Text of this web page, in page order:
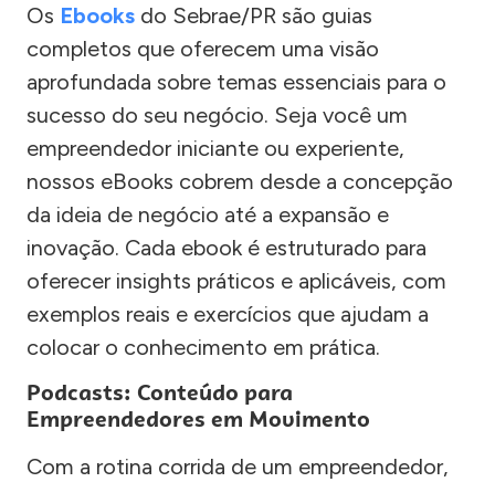
Os Ebooks do Sebrae/PR são guias
completos que oferecem uma visão
aprofundada sobre temas essenciais para o
sucesso do seu negócio. Seja você um
empreendedor iniciante ou experiente,
nossos eBooks cobrem desde a concepção
da ideia de negócio até a expansão e
inovação. Cada ebook é estruturado para
oferecer insights práticos e aplicáveis, com
exemplos reais e exercícios que ajudam a
colocar o conhecimento em prática.
Podcasts: Conteúdo para
Empreendedores em Movimento
Com a rotina corrida de um empreendedor,